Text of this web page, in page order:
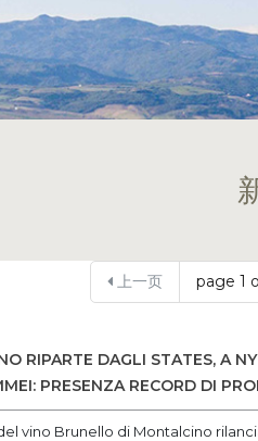
上一页 page 1
RIPARTE DAGLI STATES, A
PRESENZA RECORD DI
vino Brunello di Montalcino